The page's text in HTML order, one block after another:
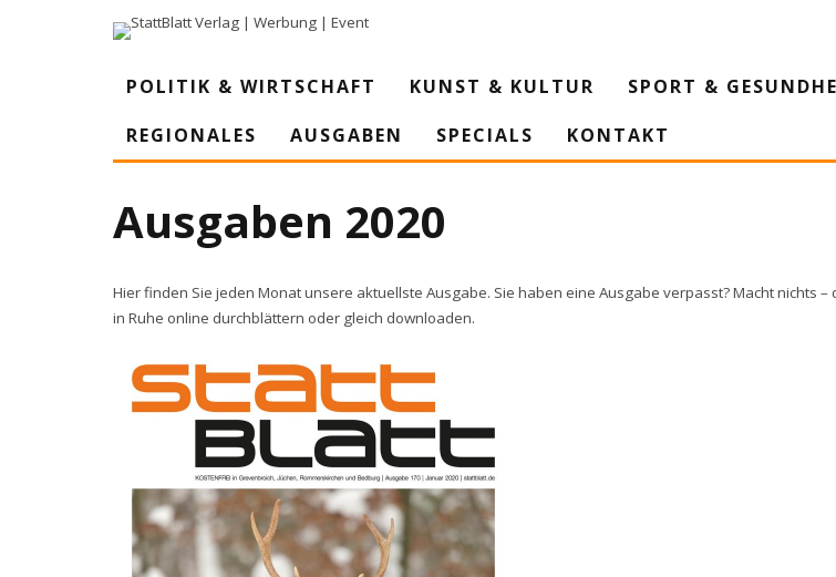
POLITIK & WIRTSCHAFT KUNST & KULTUR SPORT &
REGIONALES
AUSGABEN SPECIALS KONTAKT
Ausgaben 2020
Hier finden Sie jeden Monat unsere aktuellste Ausgabe. Sie haben eine Ausgabe verpasst? Macht nichts
in Ruhe online durchblättern oder gleich downloaden.